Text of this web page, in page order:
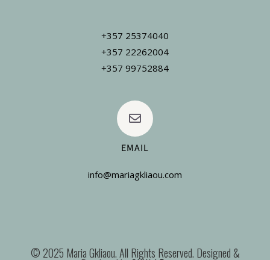
+357 25374040
+357 22262004
+357 99752884
EMAIL
info@mariagkliaou.com
© 2025 Maria Gkliaou. All Rights Reserved. Designed &